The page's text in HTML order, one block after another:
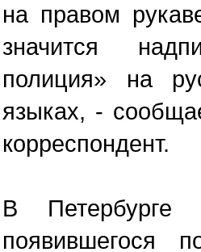
на правом
значится
полиция» на
языках, -
корреспондент.
В Петербурге
появившегося